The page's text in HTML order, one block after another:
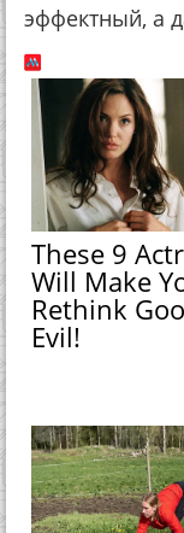
эффектный, а
These 9
Will Make
Rethink
Evil!